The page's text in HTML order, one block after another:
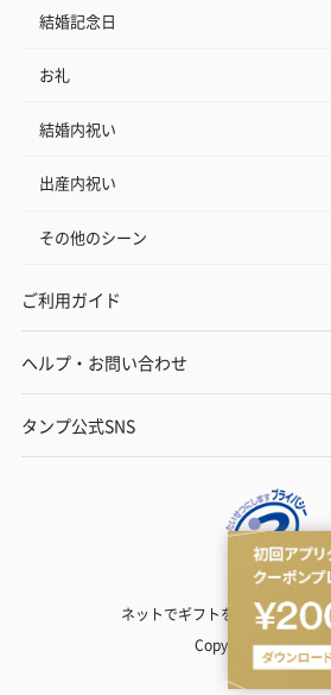
結婚記念日
お礼
結婚内祝い
出産内祝い
その他のシーン
ご利用ガイド
ヘルプ・お問い合わせ
タンプ公式SNS
ネットでギフトを贈るなら |
Copyright© TANP